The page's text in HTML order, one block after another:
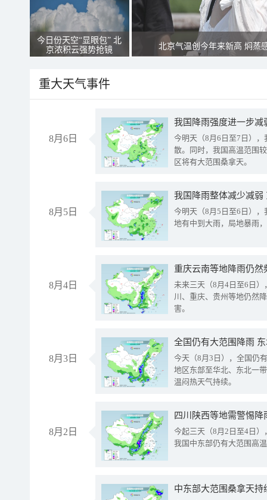
今日份天空“显眼包” 北
京浓积云强势抢镜
北京气温创今年来新高 焖蒸
重大天气事件
8月6日
今明天（8月6日至7日）
散。同时，我国高温范围
区将有大范围桑拿天。
8月5日
我国降雨整体减少减弱
今明天（8月5日至6日）
地有中到大雨，局地暴雨
8月4日
重庆云南等地降雨仍然
未来三天（8月4日至6日
川、重庆、贵州等地仍然
害。
8月3日
全国仍有大范围降雨
今天（8月3日），全国仍
地区东部至华北、东北一
温闷热天气持续。
8月2日
今起三天（8月2日至4日
我国中东部仍有大范围高
中东部大范围桑拿天